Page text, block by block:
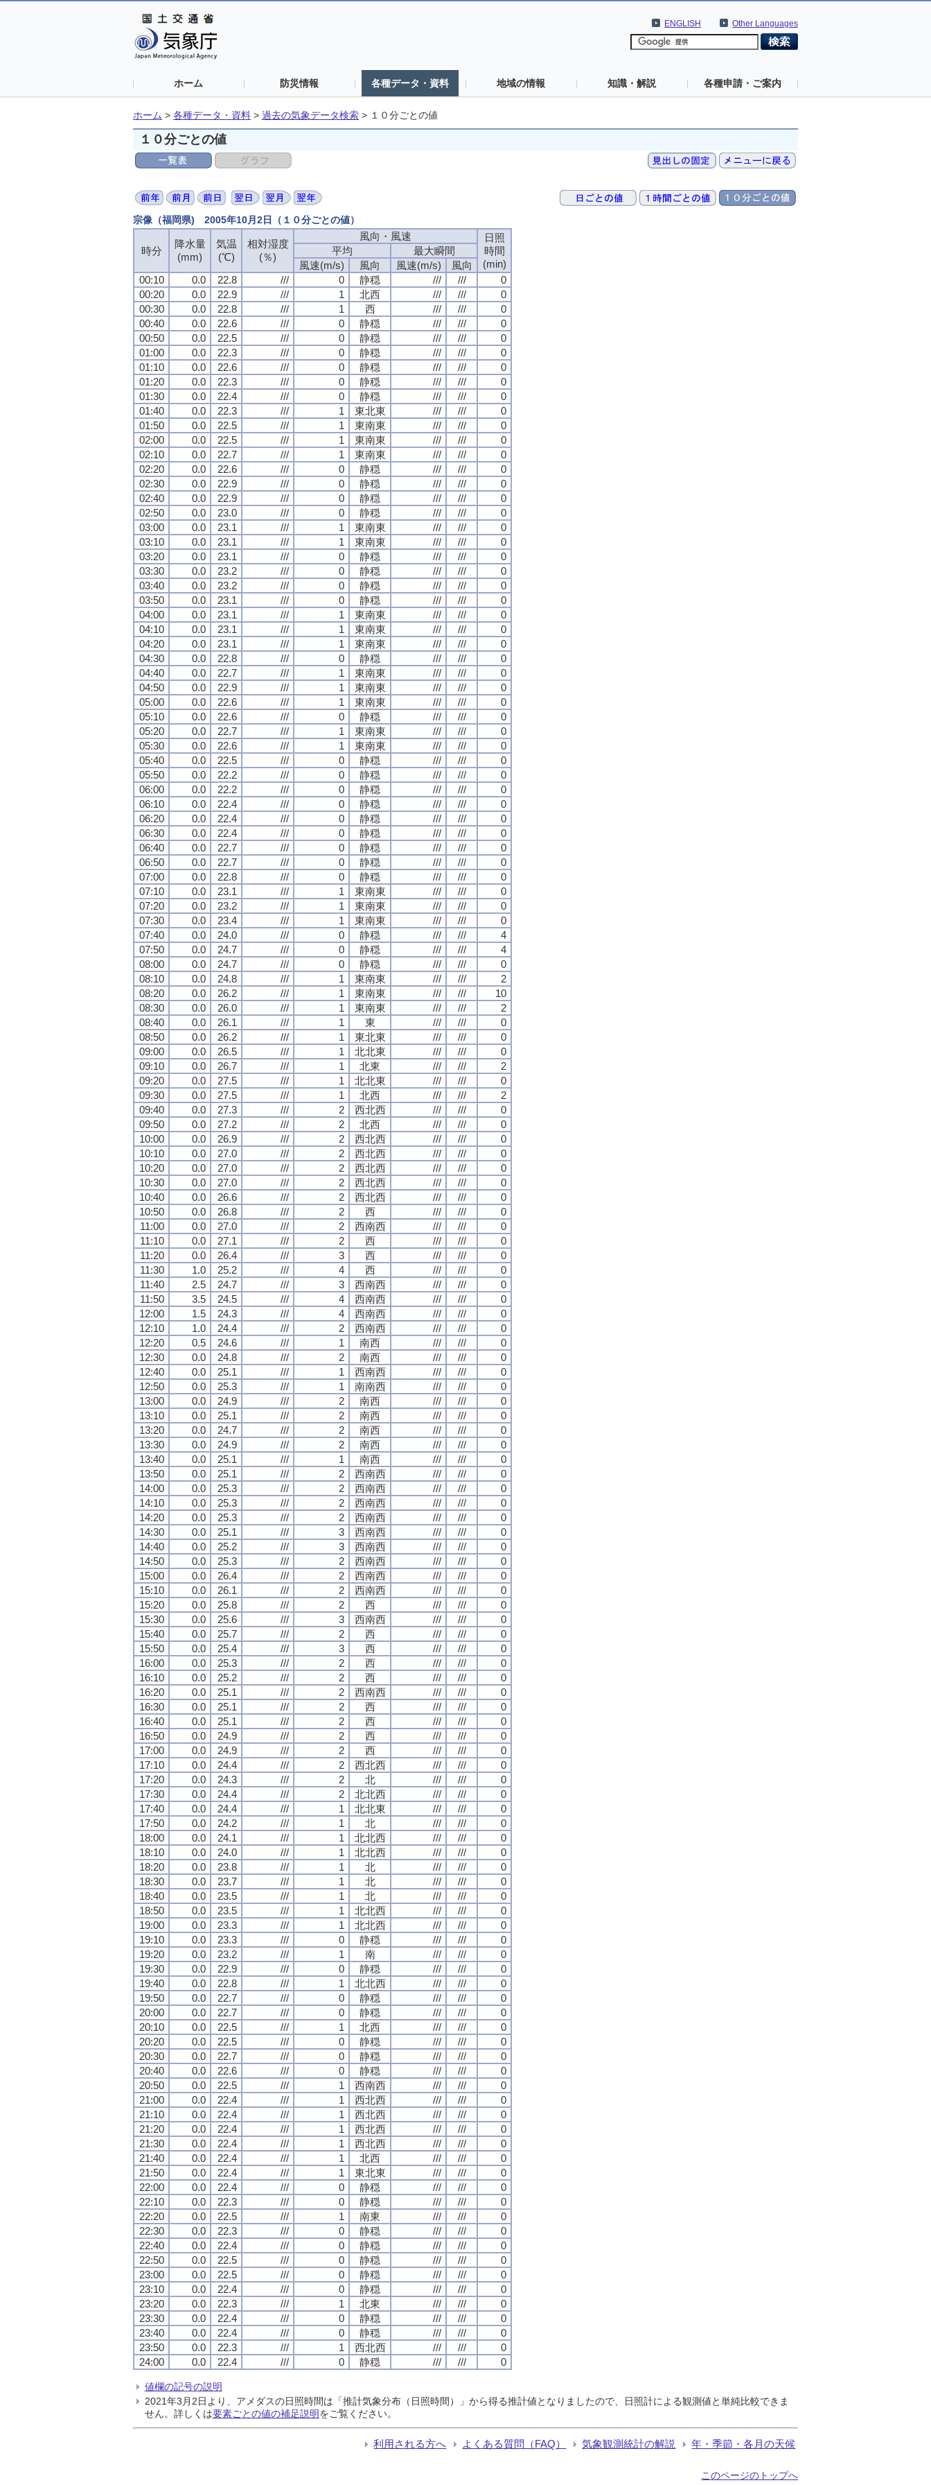
Other Languages
ENGLISH
ホーム 防災情報 各種データ・資料 地域の情報 知識・解説 各種申請・ご案内
ホーム > 各種データ・資料 > 過去の気象データ検索 > １０分ごとの値
１０分ごとの値
宗像（福岡県) 2005年10月2日（１０分ごとの値）
時分
降水量
(mm)
気温
(℃)
相対湿度
(％)
風向・風速
日照
時間
(min)
平均
最大瞬間
風速(m/s)
風向 風速(m/s)
風向
00:10
0.0 22.8 /// 0 静穏 /// ///
0
00:20
0.0 22.9 /// 1 北西 /// ///
0
00:30
0.0 22.8 /// 1 西 /// ///
0
00:40
0.0 22.6 /// 0 静穏 /// ///
0
00:50
0.0 22.5 /// 0 静穏 /// ///
0
01:00
0.0 22.3 /// 0 静穏 /// ///
0
01:10
0.0 22.6 /// 0 静穏 /// ///
0
01:20
0.0 22.3 /// 0 静穏 /// ///
0
01:30
0.0 22.4 /// 0 静穏 /// ///
0
01:40
0.0 22.3 /// 1 東北東 /// ///
0
01:50
0.0 22.5 /// 1 東南東 /// ///
0
02:00
0.0 22.5 /// 1 東南東 /// ///
0
02:10
0.0 22.7 /// 1 東南東 /// ///
0
02:20
0.0 22.6 /// 0 静穏 /// ///
0
02:30
0.0 22.9 /// 0 静穏 /// ///
0
02:40
0.0 22.9 /// 0 静穏 /// ///
0
02:50
0.0 23.0 /// 0 静穏 /// ///
0
03:00
0.0 23.1 /// 1 東南東 /// ///
0
03:10
0.0 23.1 /// 1 東南東 /// ///
0
03:20
0.0 23.1 /// 0 静穏 /// ///
0
03:30
0.0 23.2 /// 0 静穏 /// ///
0
03:40
0.0 23.2 /// 0 静穏 /// ///
0
03:50
0.0 23.1 /// 0 静穏 /// ///
0
04:00
0.0 23.1 /// 1 東南東 /// ///
0
04:10
0.0 23.1 /// 1 東南東 /// ///
0
04:20
0.0 23.1 /// 1 東南東 /// ///
0
04:30
0.0 22.8 /// 0 静穏 /// ///
0
04:40
0.0 22.7 /// 1 東南東 /// ///
0
04:50
0.0 22.9 /// 1 東南東 /// ///
0
05:00
0.0 22.6 /// 1 東南東 /// ///
0
05:10
0.0 22.6 /// 0 静穏 /// ///
0
05:20
0.0 22.7 /// 1 東南東 /// ///
0
05:30
0.0 22.6 /// 1 東南東 /// ///
0
05:40
0.0 22.5 /// 0 静穏 /// ///
0
05:50
0.0 22.2 /// 0 静穏 /// ///
0
06:00
0.0 22.2 /// 0 静穏 /// ///
0
06:10
0.0 22.4 /// 0 静穏 /// ///
0
06:20
0.0 22.4 /// 0 静穏 /// ///
0
06:30
0.0 22.4 /// 0 静穏 /// ///
0
06:40
0.0 22.7 /// 0 静穏 /// ///
0
06:50
0.0 22.7 /// 0 静穏 /// ///
0
07:00
0.0 22.8 /// 0 静穏 /// ///
0
07:10
0.0 23.1 /// 1 東南東 /// ///
0
07:20
0.0 23.2 /// 1 東南東 /// ///
0
07:30
0.0 23.4 /// 1 東南東 /// ///
0
07:40
0.0 24.0 /// 0 静穏 /// ///
4
07:50
0.0 24.7 /// 0 静穏 /// ///
4
08:00
0.0 24.7 /// 0 静穏 /// ///
0
08:10
0.0 24.8 /// 1 東南東 /// ///
2
08:20
0.0 26.2 /// 1 東南東 /// ///
10
08:30
0.0 26.0 /// 1 東南東 /// ///
2
08:40
0.0 26.1 /// 1 東 /// ///
0
08:50
0.0 26.2 /// 1 東北東 /// ///
0
09:00
0.0 26.5 /// 1 北北東 /// ///
0
09:10
0.0 26.7 /// 1 北東 /// ///
2
09:20
0.0 27.5 /// 1 北北東 /// ///
0
09:30
0.0 27.5 /// 1 北西 /// ///
2
09:40
0.0 27.3 /// 2 西北西 /// ///
0
09:50
0.0 27.2 /// 2 北西 /// ///
0
10:00
0.0 26.9 /// 2 西北西 /// ///
0
10:10
0.0 27.0 /// 2 西北西 /// ///
0
10:20
0.0 27.0 /// 2 西北西 /// ///
0
10:30
0.0 27.0 /// 2 西北西 /// ///
0
10:40
0.0 26.6 /// 2 西北西 /// ///
0
10:50
0.0 26.8 /// 2 西 /// ///
0
11:00
0.0 27.0 /// 2 西南西 /// ///
0
11:10
0.0 27.1 /// 2 西 /// ///
0
11:20
0.0 26.4 /// 3 西 /// ///
0
11:30
1.0 25.2 /// 4 西 /// ///
0
11:40
2.5 24.7 /// 3 西南西 /// ///
0
11:50
3.5 24.5 /// 4 西南西 /// ///
0
12:00
1.5 24.3 /// 4 西南西 /// ///
0
12:10
1.0 24.4 /// 2 西南西 /// ///
0
12:20
0.5 24.6 /// 1 南西 /// ///
0
12:30
0.0 24.8 /// 2 南西 /// ///
0
12:40
0.0 25.1 /// 1 西南西 /// ///
0
12:50
0.0 25.3 /// 1 南南西 /// ///
0
13:00
0.0 24.9 /// 2 南西 /// ///
0
13:10
0.0 25.1 /// 2 南西 /// ///
0
13:20
0.0 24.7 /// 2 南西 /// ///
0
13:30
0.0 24.9 /// 2 南西 /// ///
0
13:40
0.0 25.1 /// 1 南西 /// ///
0
13:50
0.0 25.1 /// 2 西南西 /// ///
0
14:00
0.0 25.3 /// 2 西南西 /// ///
0
14:10
0.0 25.3 /// 2 西南西 /// ///
0
14:20
0.0 25.3 /// 2 西南西 /// ///
0
14:30
0.0 25.1 /// 3 西南西 /// ///
0
14:40
0.0 25.2 /// 3 西南西 /// ///
0
14:50
0.0 25.3 /// 2 西南西 /// ///
0
15:00
0.0 26.4 /// 2 西南西 /// ///
0
15:10
0.0 26.1 /// 2 西南西 /// ///
0
15:20
0.0 25.8 /// 2 西 /// ///
0
15:30
0.0 25.6 /// 3 西南西 /// ///
0
15:40
0.0 25.7 /// 2 西 /// ///
0
15:50
0.0 25.4 /// 3 西 /// ///
0
16:00
0.0 25.3 /// 2 西 /// ///
0
16:10
0.0 25.2 /// 2 西 /// ///
0
16:20
0.0 25.1 /// 2 西南西 /// ///
0
16:30
0.0 25.1 /// 2 西 /// ///
0
16:40
0.0 25.1 /// 2 西 /// ///
0
16:50
0.0 24.9 /// 2 西 /// ///
0
17:00
0.0 24.9 /// 2 西 /// ///
0
17:10
0.0 24.4 /// 2 西北西 /// ///
0
17:20
0.0 24.3 /// 2 北 /// ///
0
17:30
0.0 24.4 /// 2 北北西 /// ///
0
17:40
0.0 24.4 /// 1 北北東 /// ///
0
17:50
0.0 24.2 /// 1 北 /// ///
0
18:00
0.0 24.1 /// 1 北北西 /// ///
0
18:10
0.0 24.0 /// 1 北北西 /// ///
0
18:20
0.0 23.8 /// 1 北 /// ///
0
18:30
0.0 23.7 /// 1 北 /// ///
0
18:40
0.0 23.5 /// 1 北 /// ///
0
18:50
0.0 23.5 /// 1 北北西 /// ///
0
19:00
0.0 23.3 /// 1 北北西 /// ///
0
19:10
0.0 23.3 /// 0 静穏 /// ///
0
19:20
0.0 23.2 /// 1 南 /// ///
0
19:30
0.0 22.9 /// 0 静穏 /// ///
0
19:40
0.0 22.8 /// 1 北北西 /// ///
0
19:50
0.0 22.7 /// 0 静穏 /// ///
0
20:00
0.0 22.7 /// 0 静穏 /// ///
0
20:10
0.0 22.5 /// 1 北西 /// ///
0
20:20
0.0 22.5 /// 0 静穏 /// ///
0
20:30
0.0 22.7 /// 0 静穏 /// ///
0
20:40
0.0 22.6 /// 0 静穏 /// ///
0
20:50
0.0 22.5 /// 1 西南西 /// ///
0
21:00
0.0 22.4 /// 1 西北西 /// ///
0
21:10
0.0 22.4 /// 1 西北西 /// ///
0
21:20
0.0 22.4 /// 1 西北西 /// ///
0
21:30
0.0 22.4 /// 1 西北西 /// ///
0
21:40
0.0 22.4 /// 1 北西 /// ///
0
21:50
0.0 22.4 /// 1 東北東 /// ///
0
22:00
0.0 22.4 /// 0 静穏 /// ///
0
22:10
0.0 22.3 /// 0 静穏 /// ///
0
22:20
0.0 22.5 /// 1 南東 /// ///
0
22:30
0.0 22.3 /// 0 静穏 /// ///
0
22:40
0.0 22.4 /// 0 静穏 /// ///
0
22:50
0.0 22.5 /// 0 静穏 /// ///
0
23:00
0.0 22.5 /// 0 静穏 /// ///
0
23:10
0.0 22.4 /// 0 静穏 /// ///
0
23:20
0.0 22.3 /// 1 北東 /// ///
0
23:30
0.0 22.4 /// 0 静穏 /// ///
0
23:40
0.0 22.4 /// 0 静穏 /// ///
0
23:50
0.0 22.3 /// 1 西北西 /// ///
0
24:00
0.0 22.4 /// 0 静穏 /// /// 0
値欄の記号の説明
2021年3月2日より、アメダスの日照時間は「推計気象分布（日照時間）」から得る推計値となりましたので、日照計による観測値と単純比較できま
せん。詳しくは要素ごとの値の補足説明をご覧ください。
利用される方へ よくある質問（FAQ） 気象観測統計の解説 年・季節・各月の天候
このページのトップへ